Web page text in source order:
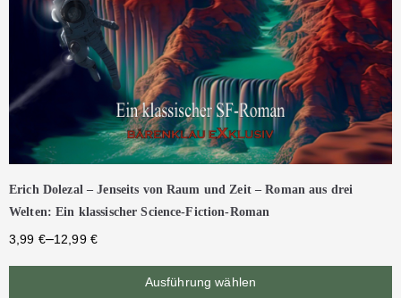
Erich Dolezal – Jenseits von Raum und Zeit – Roman aus drei
Welten: Ein klassischer Science-Fiction-Roman
3,99 €–12,99 €
Ausführung wählen